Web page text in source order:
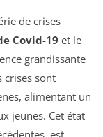
de crises
Covid-19 et le
grandissante
crises sont
alimentant un
jeunes. Cet état